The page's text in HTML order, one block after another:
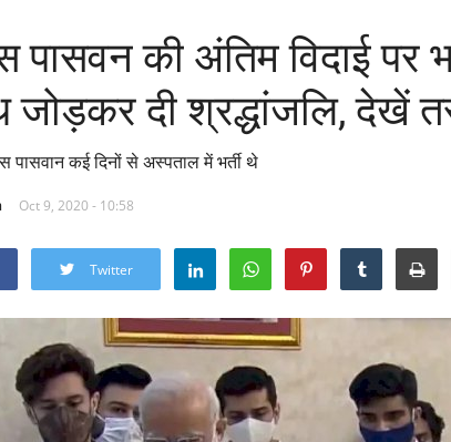
पासवन की अंतिम विदाई पर
जोड़कर दी श्रद्धांजलि, देखें
पासवान कई दिनों से अस्पताल में भर्ती थे
Oct 9, 2020 - 10:58
Twitter